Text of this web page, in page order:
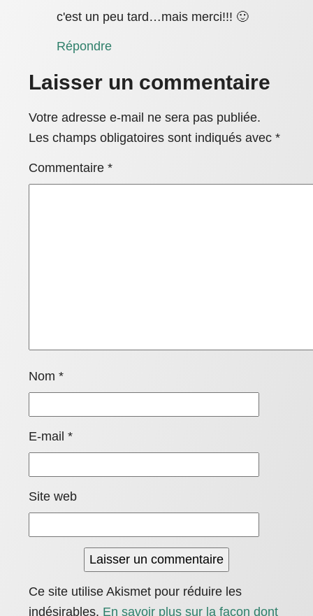
c'est un peu tard…mais merci!!! 🙂
Répondre
Laisser un commentaire
Votre adresse e-mail ne sera pas publiée.
Les champs obligatoires sont indiqués avec*
Commentaire*
Nom*
E-mail*
Site web
Ce site utilise Akismet pour réduire les
indésirables. En savoir plus sur la façon dont